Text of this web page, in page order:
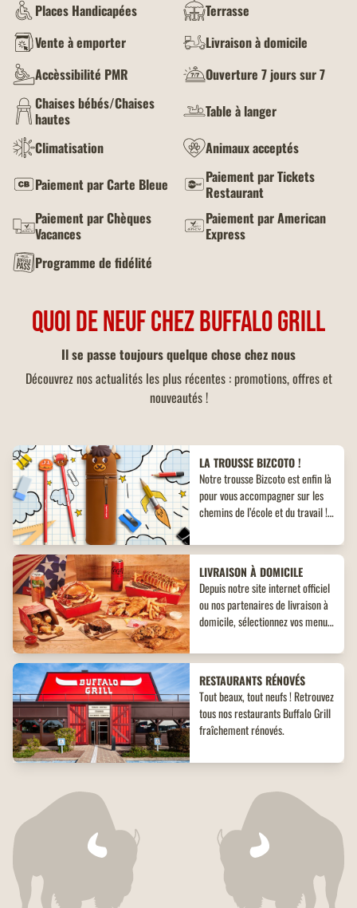
Places Handicapées
Terrasse
Vente à emporter
Livraison à domicile
Accèssibilité PMR
Ouverture 7 jours sur 7
Chaises bébés/Chaises
hautes
Table à langer
Climatisation
Animaux acceptés
Paiement par Carte Bleue
Paiement par Tickets
Restaurant
Paiement par Chèques
Vacances
Paiement par American
Express
Programme de fidélité
QUOI DE NEUF CHEZ BUFFALO GRILL
Il se passe toujours quelque chose chez nous
Découvrez nos actualités les plus récentes : promotions, offres et
nouveautés !
LA TROUSSE BIZCOTO !
Notre trousse Bizcoto est enfin là
pour vous accompagner sur les
chemins de l’école et du travail !
inédit à ne pas manquer !
LIVRAISON À DOMICILE
Depuis notre site internet officiel
ou nos partenaires de livraison à
domicile, sélectionnez vos menus,
desserts. Un large choix de plats
vous attend, adaptés à toutes les
envies !
RESTAURANTS RÉNOVÉS
Tout beaux, tout neufs ! Retrouvez
tous nos restaurants Buffalo Grill
fraîchement rénovés.
Dans nos restaurants rénovés,
découvrez nos boxes dédiés à
l'amour. Un véritable
dédié
où les amoureux pourront
se plonger dans un décor qui leur
permettra d’ouvrir (à nouveau)
les portes de leur cœur ! Décor à
Buffalo Grill présente son